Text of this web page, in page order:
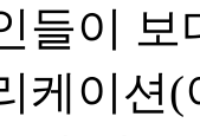
들이
케이션